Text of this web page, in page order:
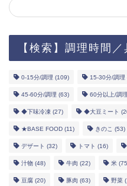
【検索】調理時間
0-15分/調理 (109) 15-30分/調理
45-60分/調理 (63) 60分以上/調理
◆下味冷凍 (27) ◆大豆ミート
★BASE FOOD (11) きのこ (53)
デザート (32) トマト (16)
汁物 (48) 牛肉 (22) 米
豆腐 (20) 豚肉 (63) 野菜